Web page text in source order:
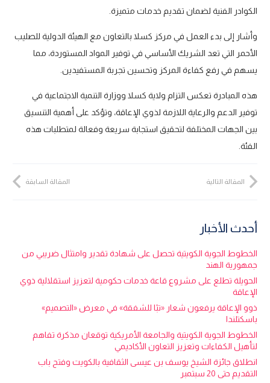
الكوادر الفنية لضمان تقديم خدمات متميزة.
وأشار إلى بدء العمل في مركز كسلا بالتعاون مع الهيئة الدولية للصليب
الأحمر التي تعد الشريك الأساسي في توفير المواد المستوردة، مما
يسهم في رفع كفاءة المركز وتحسين تجربة المستفيدين.
هذه المبادرة تعكس التزام ولاية كسلا ووزارة التنمية الاجتماعية في
توفير الدعم والرعاية اللازمة لذوي الإعاقة، وتؤكد على أهمية التنسيق
بين الجهات المختلفة لتحقيق استجابة سريعة وفعالة لمتطلبات هذه
الفئة.
المقالة السابقة المقالة التالية
أحدث الأخبار
الخطوط الجوية الكويتية تحصل على شهادة تقدير وامتثال ضريبي من
جمهورية الهند
الحويلة تطلع على مشروع قاعة خدمات حكومية لتعزيز استقلالية ذوي
الإعاقة
ذوو الإعاقة يرفعون شعار «تبًا للشفقة» في معرض «التصميم»
باسكتلندا
الخطوط الجوية الكويتية والجامعة الأمريكية توقعان مذكرة تفاهم
لتأهيل الكفاءات وتعزيز التعاون الأكاديمي
انطلاق جائزة الشيخ يوسف بن عيسى الثقافية بالكويت وفتح باب
التقديم حتى 20 سبتمبر